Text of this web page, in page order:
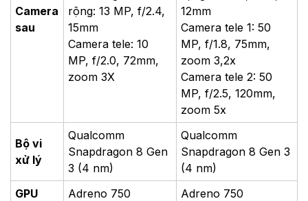
Camera
sau
rộng: 13 MP, f/2.4,
15mm
Camera tele: 10
MP, f/2.0, 72mm,
zoom 3X
12mm
Camera tele 1: 50
MP, f/1.8, 75mm,
zoom 3,2x
Camera tele 2: 50
MP, f/2.5, 120mm,
zoom 5x
Bộ vi
xử lý
Qualcomm
Snapdragon 8 Gen
3 (4 nm)
Qualcomm
Snapdragon 8 Gen 3
(4 nm)
GPU
Adreno 750
Adreno 750